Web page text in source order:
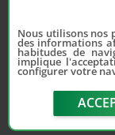
Nous utilisons nos
des informations
habitudes de
implique
configurer votre